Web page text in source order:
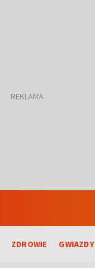
ZDROWIE GWIAZDY